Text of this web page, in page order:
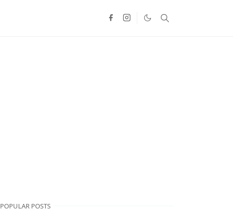
POPULAR POSTS